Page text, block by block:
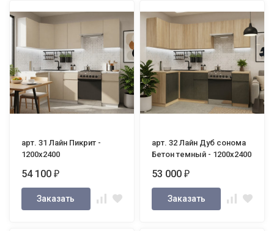
арт. 31 Лайн Пикрит -
1200х2400
54 100₽
Заказать
арт. 32 Лайн Дуб сонома
Бетон темный - 1200х2400
53 000₽
Заказать